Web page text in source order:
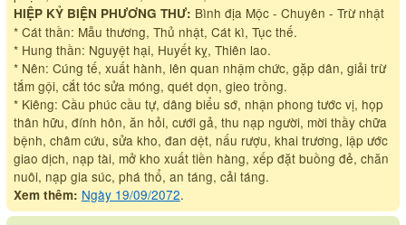
HIỆP KỶ BIỆN PHƯƠNG THƯ: Bình địa Mộc - Chuyên - Trừ nhật
* Cát thần: Mẫu thương, Thủ nhật, Cát kì, Tục thế.
* Hung thần: Nguyệt hại, Huyết kỵ, Thiên lao.
* Nên: Cúng tế, xuất hành, lên quan nhậm chức, gặp dân, giải trừ
tắm gội, cắt tóc sửa móng, quét dọn, gieo trồng.
* Kiêng: Cầu phúc cầu tự, dâng biểu sớ, nhận phong tước vị, họp
thân hữu, đính hôn, ăn hỏi, cưới gả, thu nạp người, mời thầy chữa
bệnh, châm cứu, sửa kho, đan dệt, nấu rượu, khai trương, lập ước
giao dịch, nạp tài, mở kho xuất tiền hàng, xếp đặt buồng đẻ, chăn
nuôi, nạp gia súc, phá thổ, an táng, cải táng.
Xem thêm: Ngày 19/09/2072.